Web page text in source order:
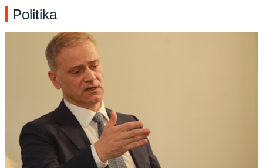
Politika